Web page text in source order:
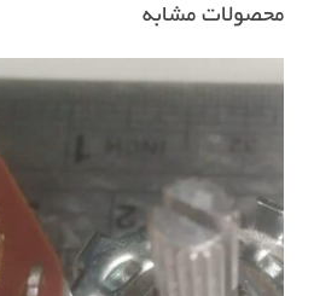
محصولات مشابه